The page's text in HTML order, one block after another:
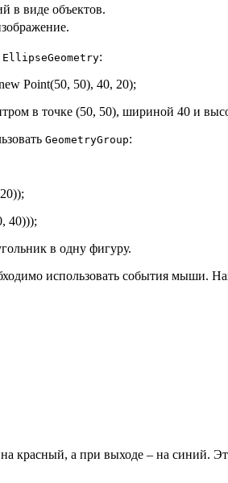
в виде объектов.
EllipseGeometry:
Point(50, 50), 40, 20);
в точке (50, 50), шириной 40 и
GeometryGroup:
40)));
в одну фигуру.
использовать события мыши.
красный, а при выходе – на синий.